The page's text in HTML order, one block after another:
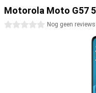
Motorola Moto G57
0 sterrenNog geen reviews